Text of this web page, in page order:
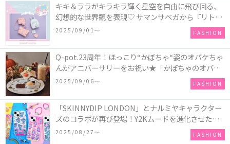
キキ＆ララがキラキラ輝く星空を自由に飛び回る、
幻想的な世界観を表現♡ サマンサベガから『リトル
ツインスターズ』50周年アニバーサリーイヤー』を
2025/09/01〜 FASHION
Q-pot.23周年！ほっこり“かぼちゃ“姿のオバケちゃ
んがアニバーサリーをお祝い★「かぼちゃのオバケ
ーキアクセサリー」が新発売！Q-pot CAFE.では
「かぼちゃのオバケーキプレート」も登場
2025/09/06〜 FASHION
「SKINNYDIP LONDON」とナルミヤキャラクター
ズのコラボが再び登場！Y2Kムードを進化させた新
作コレクションを発売♪
2025/08/27〜 FASHION